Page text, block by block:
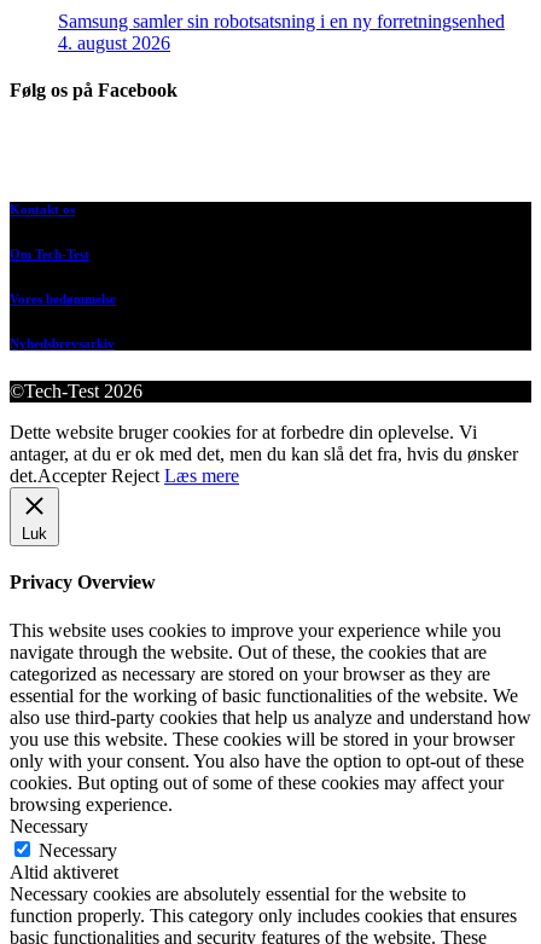
Samsung samler sin robotsatsning i en ny forretningsenhed
4. august 2026
Følg os på Facebook
Kontakt os
Om Tech-Test
Vores bedømmelse
Nyhedsbrevsarkiv
©Tech-Test 2026
Dette website bruger cookies for at forbedre din oplevelse. Vi
antager, at du er ok med det, men du kan slå det fra, hvis du ønsker
det.Accepter Reject Læs mere
Luk
Privacy Overview
This website uses cookies to improve your experience while you
navigate through the website. Out of these, the cookies that are
categorized as necessary are stored on your browser as they are
essential for the working of basic functionalities of the website. We
also use third-party cookies that help us analyze and understand how
you use this website. These cookies will be stored in your browser
only with your consent. You also have the option to opt-out of these
cookies. But opting out of some of these cookies may affect your
browsing experience.
Necessary
Necessary
Altid aktiveret
Necessary cookies are absolutely essential for the website to
function properly. This category only includes cookies that ensures
basic functionalities and security features of the website. These